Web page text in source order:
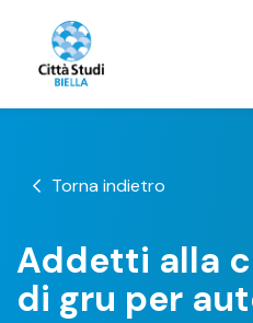
Torna indietro
Addetti alla
di gru per